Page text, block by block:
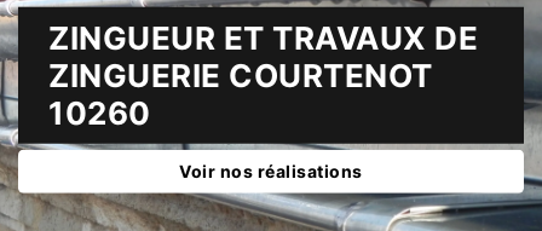
ZINGUEUR ET TRAVAUX DE
ZINGUERIE COURTENOT
10260
Voir nos réalisations